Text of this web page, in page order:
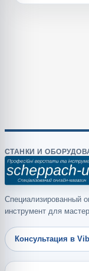
СТАНКИ И
Специализированный
инструмент для
Консультация в